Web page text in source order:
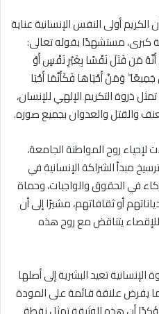
أولى النفس الإنسانية عناية
كبرى، مستشهدًا بقوله تعالى:
أَنَّهُ مَن قَتَلَ نَفْسًا بِغَيْرِ نَفْسٍ أَوْ
وَمَنْ أَحْيَاهَا فَكَأَنَّمَا أَحْيَا
ذروة التكريم الإلهي للإنسان،
والقتل والعدوان بجميع صوره.
لإحياء روح المواطنة الجامعة،
مبدأ الشراكة الإنسانية في
في الحقوق والواجبات، وحماة
أو ثقافاتهم، مشيرًا إلى أن
يتناقض مع روح هذه
تعيد البشرية إلى أصلها
يفرض علاقة قائمة على المودة